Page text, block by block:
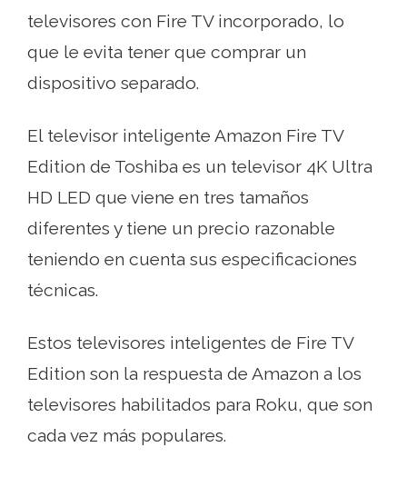
televisores con Fire TV incorporado, lo
que le evita tener que comprar un
dispositivo separado.
El televisor inteligente Amazon Fire TV
Edition de Toshiba es un televisor 4K Ultra
HD LED que viene en tres tamaños
diferentes y tiene un precio razonable
teniendo en cuenta sus especificaciones
técnicas.
Estos televisores inteligentes de Fire TV
Edition son la respuesta de Amazon a los
televisores habilitados para Roku, que son
cada vez más populares.